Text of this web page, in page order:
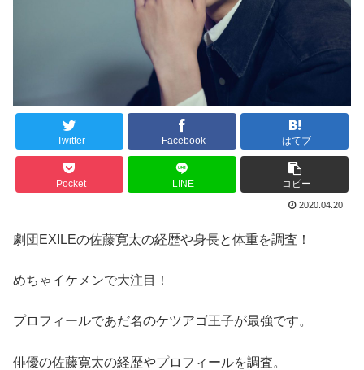
Twitter Facebook はてブ
Pocket LINE コピー
2020.04.20
劇団EXILEの佐藤寛太の経歴や身長と体重を調査！
めちゃイケメンで大注目！
プロフィールであだ名のケツアゴ王子が最強です。
俳優の佐藤寛太の経歴やプロフィールを調査。